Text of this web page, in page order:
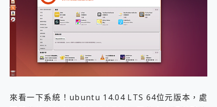
來看一下系統！ubuntu 14.04 LTS 64位元版本，處